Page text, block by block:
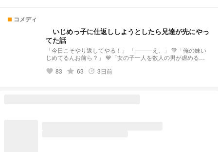
コメディ
いじめっ子に仕返ししようとしたら兄達が先にやっ
てた話
「今日こそやり返してやる！」 「―――え、」 💚「俺の妹い
じめてるんお前ら？」 💙「女の子一人を数人の男が虐めると
あげる」 ❤「生きて帰れると思うなよ」 💜 ﾊﾞｷｯ ﾎﾞｷｯ （殴る
favorite 83 grade 63 update 3日前